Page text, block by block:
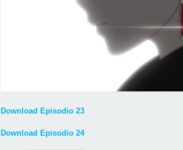
Download Episodio 23
Download Episodio 24